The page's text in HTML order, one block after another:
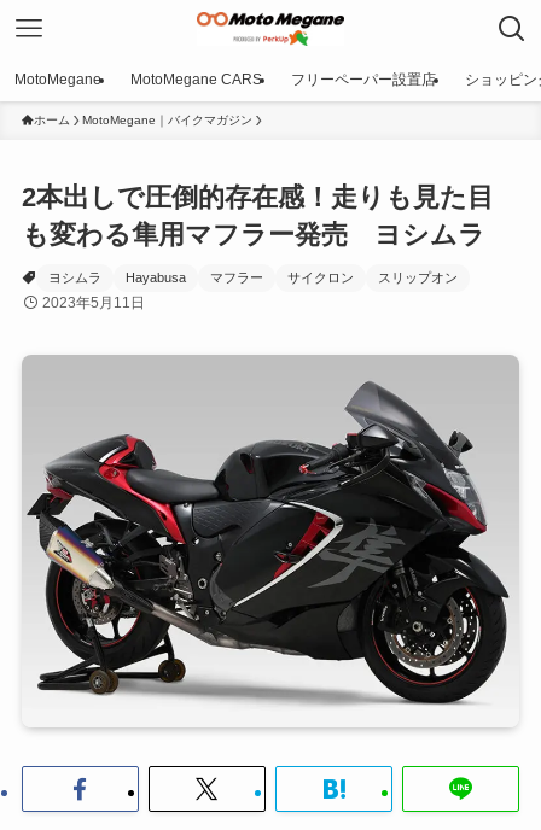
MotoMegane MotoMegane CARS フリーペーパー設置店 ショッピン
ホーム MotoMegane｜バイクマガジン
2本出しで圧倒的存在感！走りも見た目
も変わる隼用マフラー発売 ヨシムラ
ヨシムラ Hayabusa マフラー サイクロン スリップオン
2023年5月11日